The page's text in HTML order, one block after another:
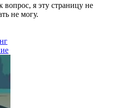
я эту страницу не
не могу.